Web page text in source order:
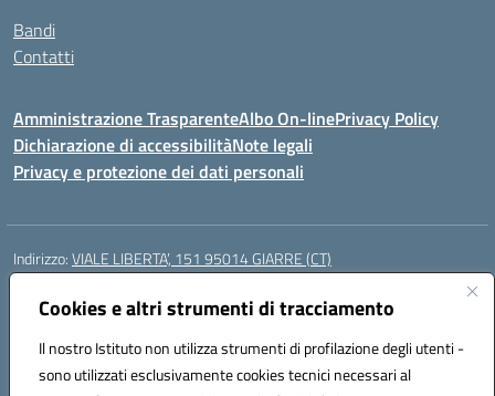
Cookies e altri strumenti di tracciamento
Il nostro Istituto non utilizza strumenti di profilazione degli utenti -
sono utilizzati esclusivamente cookies tecnici necessari al
Bandi
Contatti
Amministrazione TrasparenteAlbo On-linePrivacy Policy
Dichiarazione di accessibilitàNote legali
Privacy e protezione dei dati personali
Indirizzo:VIALE LIBERTA’, 151 95014 GIARRE (CT)
Centralino:
Posta elettronica certificata (PEC):ctmm151004@pec.istruzione.it
Codice fiscale: 92032760875
Codice meccanografico:CTMM151004